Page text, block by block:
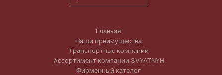
Главная
Наши преимущества
Транспортные компании
Ассортимент компании SVYATNYH
Фирменный каталог